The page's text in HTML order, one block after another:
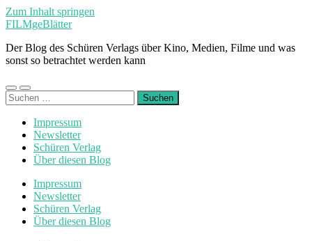
Zum Inhalt springen
FILMgeBlätter
Der Blog des Schüren Verlags über Kino, Medien, Filme und was
sonst so betrachtet werden kann
Mobile-
Menü
Suchfeld
ein-/ausblenden
Suchen
nach:
Impressum
Newsletter
Schüren Verlag
Über diesen Blog
Impressum
Newsletter
Schüren Verlag
Über diesen Blog